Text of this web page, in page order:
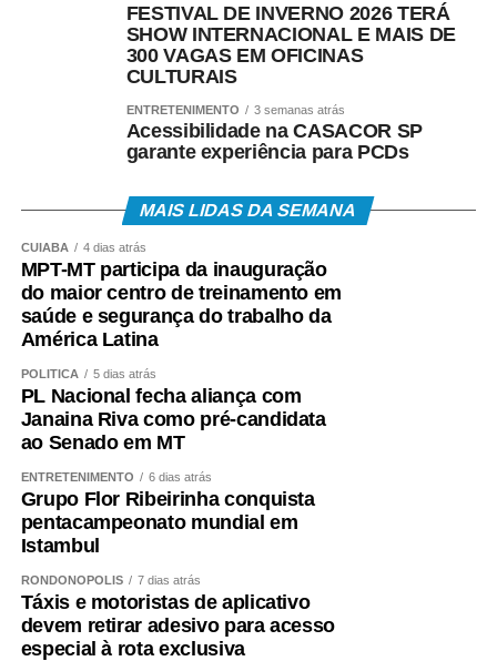
FESTIVAL DE INVERNO 2026 TERÁ
SHOW INTERNACIONAL E MAIS DE
300 VAGAS EM OFICINAS
CULTURAIS
ENTRETENIMENTO 3 semanas atrás
Acessibilidade na CASACOR SP
garante experiência para PCDs
MAIS LIDAS DA SEMANA
CUIABÁ 4 dias atrás
MPT-MT participa da inauguração
do maior centro de treinamento em
saúde e segurança do trabalho da
América Latina
POLÍTICA 5 dias atrás
PL Nacional fecha aliança com
Janaina Riva como pré-candidata
ao Senado em MT
ENTRETENIMENTO 6 dias atrás
Grupo Flor Ribeirinha conquista
pentacampeonato mundial em
Istambul
RONDONÓPOLIS 7 dias atrás
Táxis e motoristas de aplicativo
devem retirar adesivo para acesso
especial à rota exclusiva